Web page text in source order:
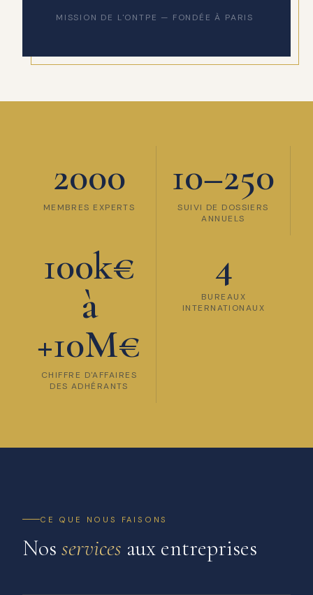
MISSION DE L'ONTPE — FONDÉE À PARIS
2000
MEMBRES EXPERTS
10–250
SUIVI DE DOSSIERS
ANNUELS
100k€
à
+10M€
CHIFFRE D'AFFAIRES
DES ADHÉRANTS
4
BUREAUX
INTERNATIONAUX
CE QUE NOUS FAISONS
Nos services aux entreprises